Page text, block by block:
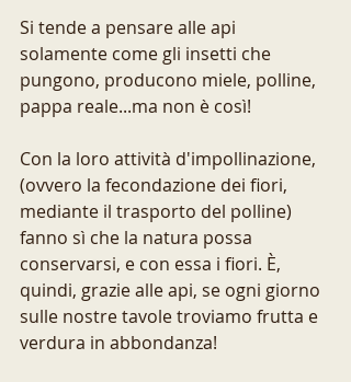
Si tende a pensare alle api
solamente come gli insetti che
pungono, producono miele, polline,
pappa reale...ma non è così!
Con la loro attività d'impollinazione,
(ovvero la fecondazione dei fiori,
mediante il trasporto del polline)
fanno sì che la natura possa
conservarsi, e con essa i fiori. È,
quindi, grazie alle api, se ogni giorno
sulle nostre tavole troviamo frutta e
verdura in abbondanza!